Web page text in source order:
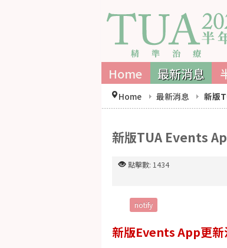
Home 最新消息
Home 最新消息 新版
新版TUA Events
點擊數: 1434
notify
新版Events App更新